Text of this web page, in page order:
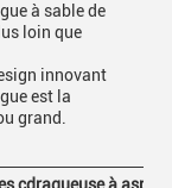
à sable de
loin que
innovant
est la
grand.